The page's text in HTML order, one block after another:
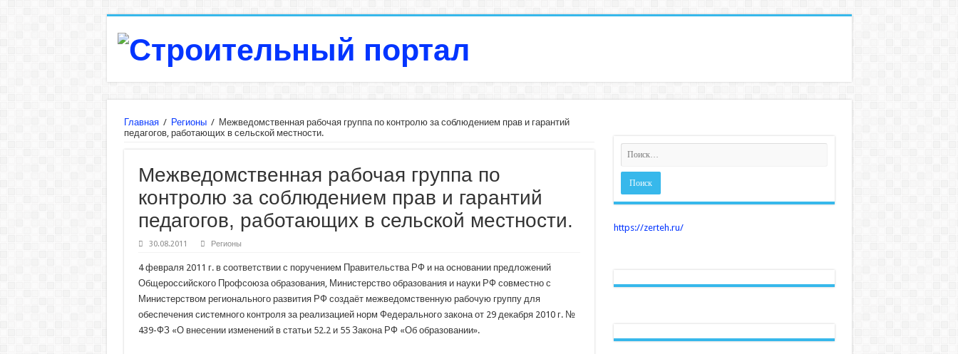
Главная / Регионы / Межведомственная рабочая группа по контролю за соблюдением прав и гарантий
педагогов, работающих в сельской местности.
Межведомственная рабочая группа по
контролю за соблюдением прав и гарантий
педагогов, работающих в сельской местности.
30.08.2011 Регионы
4 февраля 2011 г. в соответствии с поручением Правительства РФ и на основании предложений
Общероссийского Профсоюза образования, Министерство образования и науки РФ совместно с
Министерством регионального развития РФ создаёт межведомственную рабочую группу для
обеспечения системного контроля за реализацией норм Федерального закона от 29 декабря 2010 г. №
439-ФЗ «О внесении измененийв статьи 52.2 и 55 Закона РФ «Об образовании».
https://zerteh.ru/